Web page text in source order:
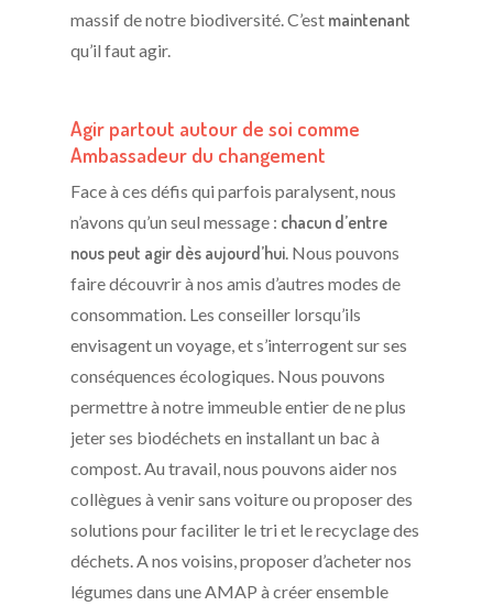
massif de notre biodiversité. C’est maintenant
qu’il faut agir.
Agir partout autour de soi comme
Ambassadeur du changement
Face à ces défis qui parfois paralysent, nous
n’avons qu’un seul message : chacun d’entre
nous peut agir dès aujourd’hui. Nous pouvons
faire découvrir à nos amis d’autres modes de
consommation. Les conseiller lorsqu’ils
envisagent un voyage, et s’interrogent sur ses
conséquences écologiques. Nous pouvons
permettre à notre immeuble entier de ne plus
jeter ses biodéchets en installant un bac à
compost. Au travail, nous pouvons aider nos
collègues à venir sans voiture ou proposer des
solutions pour faciliter le tri et le recyclage des
déchets. A nos voisins, proposer d’acheter nos
légumes dans une AMAP à créer ensemble